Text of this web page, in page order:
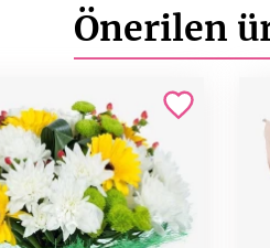
Önerilen